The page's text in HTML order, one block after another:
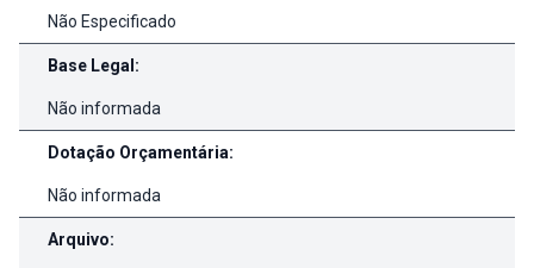
Não Especificado
Base Legal:
Não informada
Dotação Orçamentária:
Não informada
Arquivo: